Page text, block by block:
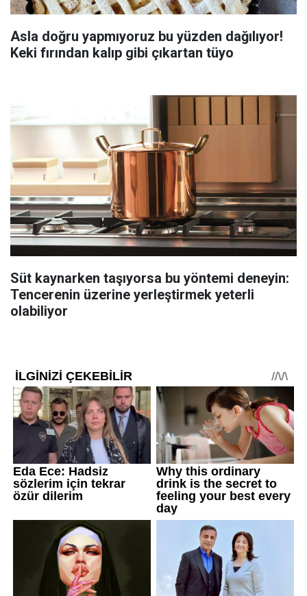
Asla doğru yapmıyoruz bu yüzden dağılıyor!
Keki fırından kalıp gibi çıkartan tüyo
Süt kaynarken taşıyorsa bu yöntemi deneyin:
Tencerenin üzerine yerleştirmek yeterli
olabiliyor